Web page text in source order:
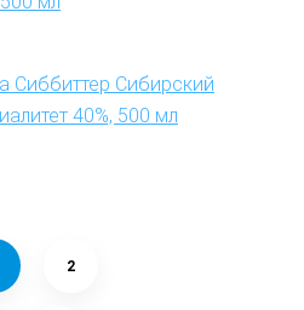
Сиббиттер Сибирский
40%, 500 мл
2